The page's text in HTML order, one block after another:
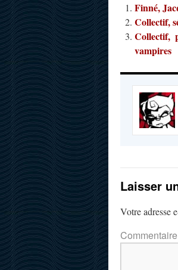
Finné,
Collectif,
Collectif,
vampires
Laisser
Votre adresse
Commentaire